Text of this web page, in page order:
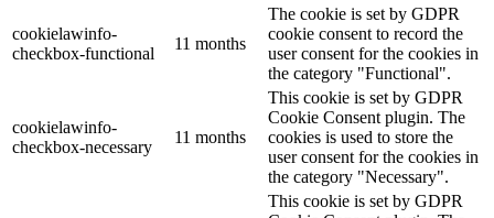
cookielawinfo-
checkbox-functional
11 months
The cookie is set by GDPR
cookie consent to record the
user consent for the cookies in
the category "Functional".
cookielawinfo-
checkbox-necessary
11 months
This cookie is set by GDPR
Cookie Consent plugin. The
cookies is used to store the
user consent for the cookies in
the category "Necessary".
This cookie is set by GDPR